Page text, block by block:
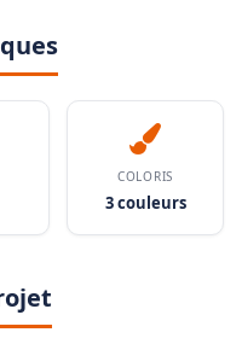
COLORIS
3 couleurs